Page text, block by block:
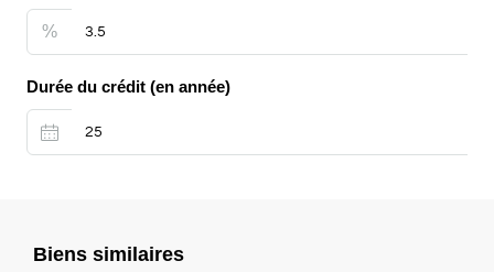
%
Durée du crédit (en année)
Biens similaires